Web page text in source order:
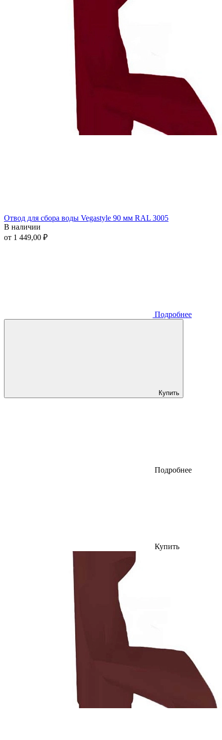
Отвод для сбора воды Vegastyle 90 мм RAL 3005
В наличии
от 1 449,00 ₽
Подробнее
Купить
Подробнее
Купить